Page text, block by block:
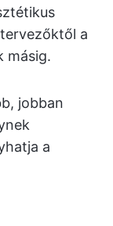
a
másig.
jobban
a